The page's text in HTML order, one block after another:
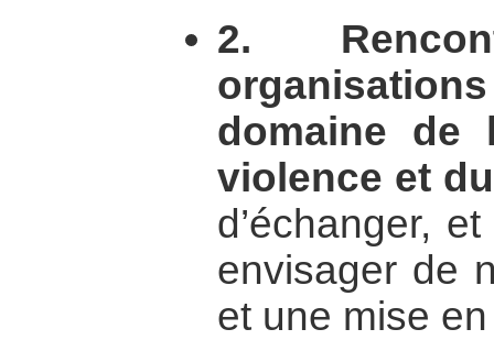
2.
domaine de
violence et
d’échanger,
envisager de
et une mise